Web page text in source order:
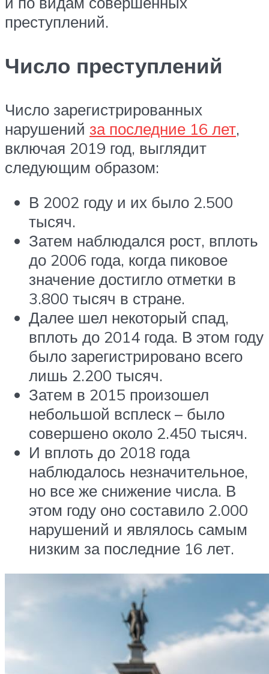
преступлений.
Число преступлений
Число зарегистрированных
нарушений за последние 16 лет,
включая 2019 год, выглядит
следующим образом:
В 2002 году и их было 2.500
тысяч.
Затем наблюдался рост, вплоть
до 2006 года, когда пиковое
значение достигло отметки в
3.800 тысяч в стране.
Далее шел некоторый спад,
вплоть до 2014 года. В этом году
было зарегистрировано всего
лишь 2.200 тысяч.
Затем в 2015 произошел
небольшой всплеск – было
совершено около 2.450 тысяч.
И вплоть до 2018 года
наблюдалось незначительное,
но все же снижение числа. В
этом году оно составило 2.000
нарушений и являлось самым
низким за последние 16 лет.